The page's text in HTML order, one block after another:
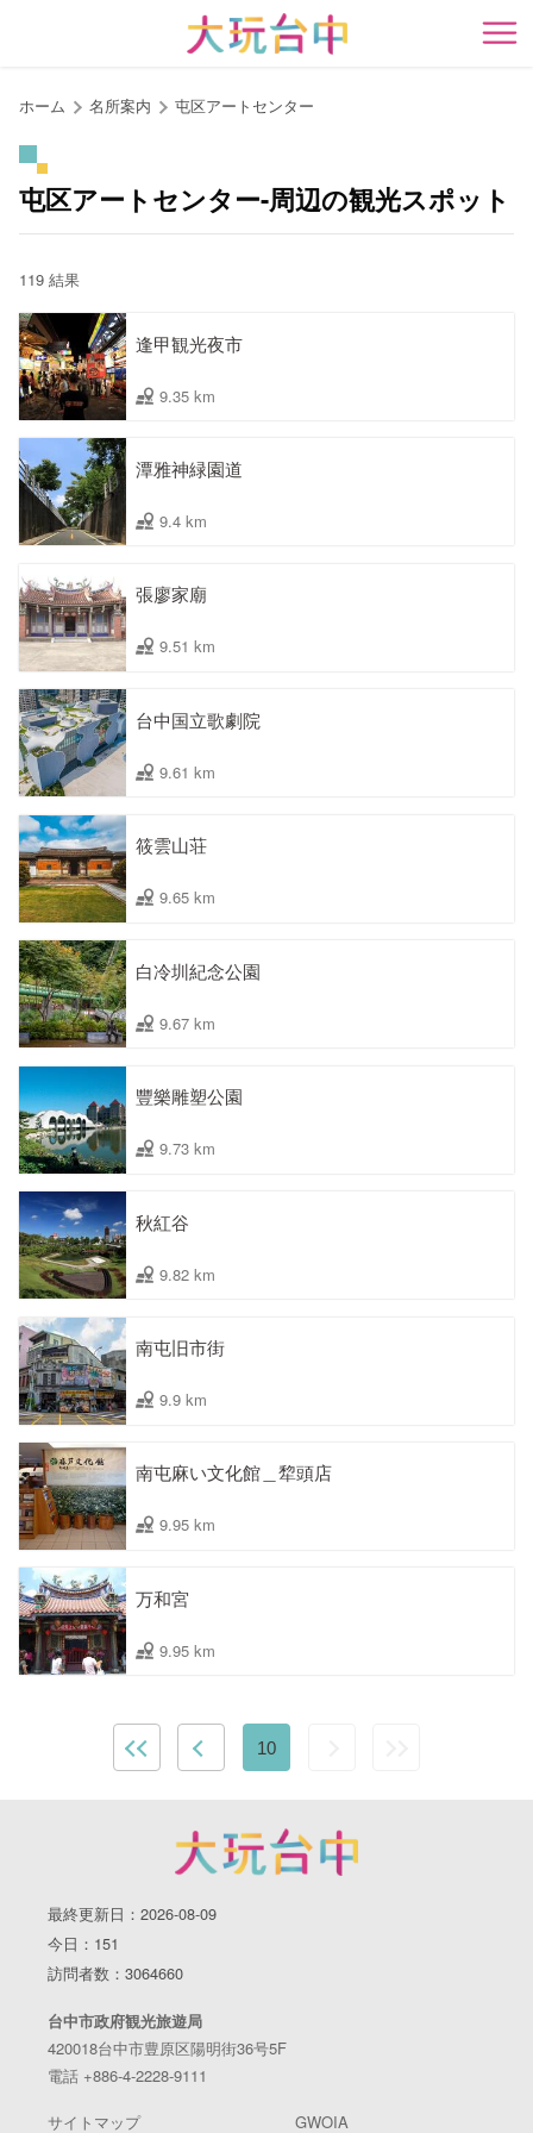
開
ホーム 名所案内 屯区アートセンター
屯区アートセンター-周辺の観光スポット
119 結果
逢甲観光夜市
9.35 km
潭雅神緑園道
9.4 km
張廖家廟
9.51 km
台中国立歌劇院
9.61 km
筱雲山荘
9.65 km
白冷圳紀念公園
9.67 km
豐樂雕塑公園
9.73 km
秋紅谷
9.82 km
南屯旧市街
9.9 km
南屯麻い文化館＿犂頭店
9.95 km
万和宮
9.95 km
10
最終更新日：2026-08-09
今日：151
訪問者数：3064660
台中市政府観光旅遊局
420018台中市豊原区陽明街36号5F
電話 +886-4-2228-9111
サイトマップ GWOIA